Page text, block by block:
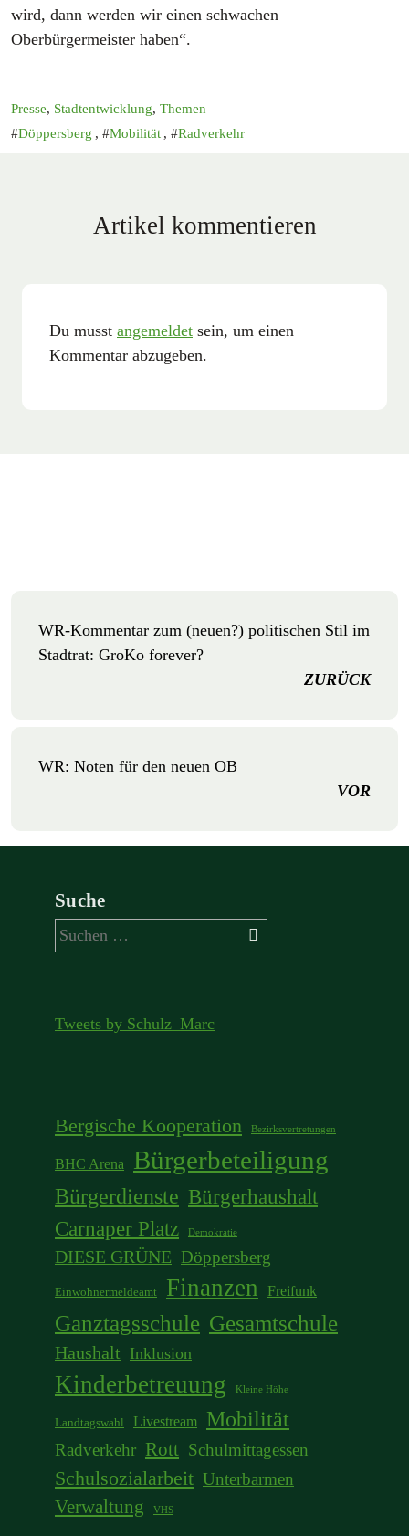
wird, dann werden wir einen schwachen
Oberbürgermeister haben“.
Presse, Stadtentwicklung, Themen
Döppersberg , Mobilität , Radverkehr
Artikel kommentieren
Du musst angemeldet sein, um einen
Kommentar abzugeben.
WR-Kommentar zum (neuen?) politischen Stil im
Stadtrat: GroKo forever?
ZURÜCK
WR: Noten für den neuen OB
VOR
Suche
Suchen
nach:
Tweets by Schulz_Marc
Bergische Kooperation Bezirksvertretungen
BHC Arena Bürgerbeteiligung
Bürgerdienste Bürgerhaushalt
Carnaper Platz
Demokratie
DIESE GRÜNE Döppersberg
Einwohnermeldeamt Finanzen Freifunk
Ganztagsschule Gesamtschule
Haushalt Inklusion
Kinderbetreuung Kleine Höhe
Landtagswahl Livestream Mobilität
Radverkehr Rott Schulmittagessen
Schulsozialarbeit Unterbarmen
Verwaltung VHS